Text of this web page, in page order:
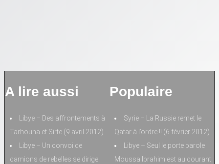
A lire aussi
Libye – Des affrontements à
Tarhouna et Sirte (9 avril 2012)
Libye – Un convoi de
camions de rebelles se dirige
Populaire
Syrie – La Russie remet le
Qatar à l’ordre !! (6 février 2012)
Libye – Seul le porte parole
Moussa Ibrahim est au courant